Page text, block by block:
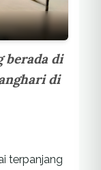
berada di
di
terpanjang